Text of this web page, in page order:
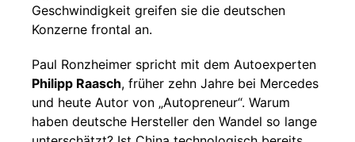
Geschwindigkeit greifen sie die deutschen
Konzerne frontal an.
Paul Ronzheimer spricht mit dem Autoexperten
Philipp Raasch, früher zehn Jahre bei Mercedes
und heute Autor von „Autopreneur“. Warum
haben deutsche Hersteller den Wandel so lange